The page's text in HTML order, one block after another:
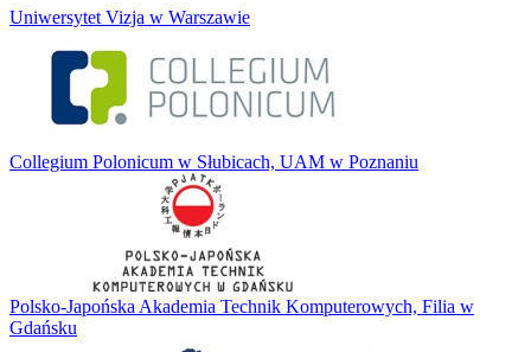
Uniwersytet Vizja w Warszawie
Collegium Polonicum w Słubicach, UAM w Poznaniu
Polsko-Japońska Akademia Technik Komputerowych, Filia w
Gdańsku